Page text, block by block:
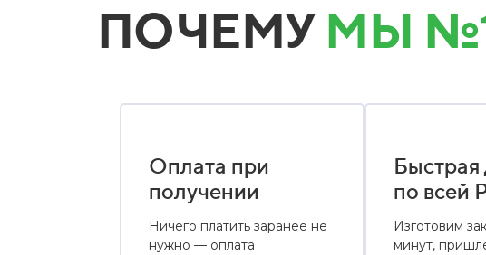
ПОЧЕМУ МЫ
Оплата при
получении
Ничего платить заранее не
нужно — оплата
Быстрая
по всей
Изготовим
минут,